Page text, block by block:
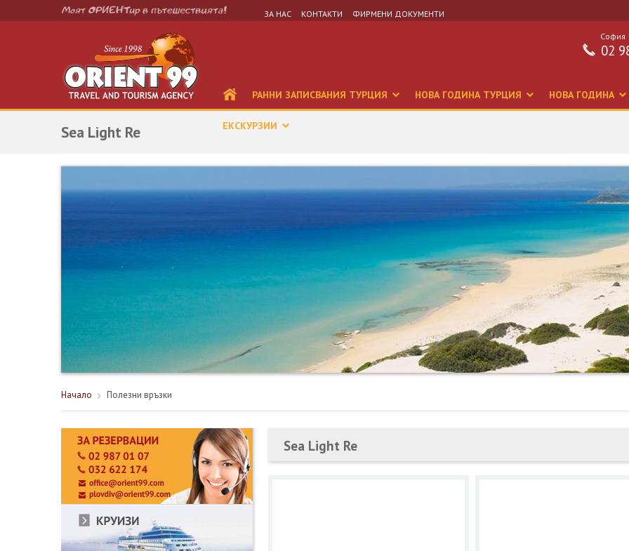
ЗА НАС КОНТАКТИ ФИРМЕНИ ДОКУМЕНТИ
София
02
РАННИ ЗАПИСВАНИЯ ТУРЦИЯ НОВА ГОДИНА ТУРЦИЯ НОВА ГОДИНА
ЕКСКУРЗИИ
Sea Light Re
Начало Полезни връзки
Sea Light Re